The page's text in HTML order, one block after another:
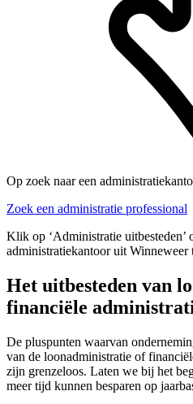
Op zoek naar een
Zoek een administratie professional
Klik op ‘Administratie uitbesteden’
administratiekantoor uit Winneweer
Het uitbesteden van
financiële
De pluspunten waarvan
van de loonadministratie of
zijn grenzeloos. Laten we bij het
meer tijd kunnen besparen op